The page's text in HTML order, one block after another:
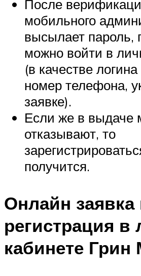
После
мобильного
высылает пароль,
можно войти в
(в качестве
номер телефона,
заявке).
Если же в выдаче
отказывают, то
получится.
Онлайн заявка
регистрация в
кабинете Грин